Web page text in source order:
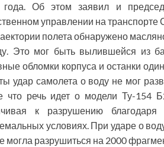
года. Об этом заявил и
управлении на транспорте
полета обнаружено
Это мог быть вылившейся из
обломки корпуса и останки
удар самолета о воду не мог
что речь идет о модели Ту-154
к разрушению
условиях. При ударе о
могла разрушиться на 2000